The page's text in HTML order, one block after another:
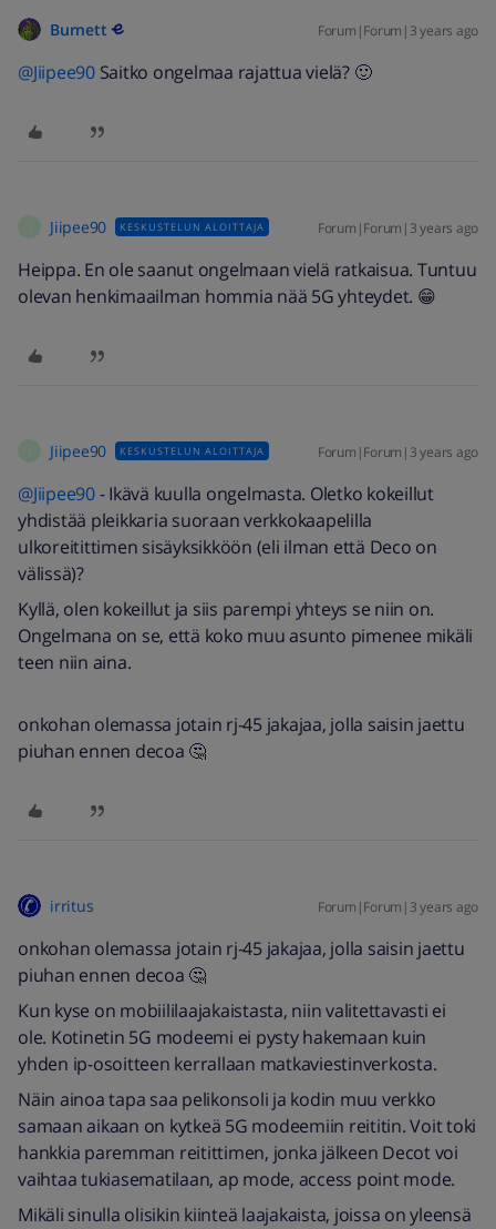
Burnett Forum|Forum|3 years ago
@Jiipee90Saitko ongelmaa rajattua vielä? 🙂
Jiipee90 KESKUSTELUN ALOITTAJA Forum|Forum|3 years ago
Heippa. En ole saanut ongelmaan vielä ratkaisua. Tuntuu
olevan henkimaailman hommia nää 5G yhteydet. 😁
Jiipee90 KESKUSTELUN ALOITTAJA Forum|Forum|3 years ago
@Jiipee90- Ikävä kuulla ongelmasta. Oletko kokeillut
yhdistää pleikkaria suoraan verkkokaapelilla
ulkoreitittimen sisäyksikköön (eli ilman että Deco on
välissä)?
Kyllä, olen kokeillut ja siis parempi yhteys se niin on.
Ongelmana on se, että koko muu asunto pimenee mikäli
teen niin aina.
onkohan olemassa jotain rj-45 jakajaa, jolla saisin jaettu
piuhan ennen decoa 🤔
irritus Forum|Forum|3 years ago
onkohan olemassa jotain rj-45 jakajaa, jolla saisin jaettu
piuhan ennen decoa 🤔
Kun kyse on mobiililaajakaistasta, niin valitettavasti ei
ole. Kotinetin 5G modeemi ei pysty hakemaan kuin
yhden ip-osoitteen kerrallaan matkaviestinverkosta.
Näin ainoa tapa saa pelikonsoli ja kodin muu verkko
samaan aikaan on kytkeä 5G modeemiin reititin. Voit toki
hankkia paremman reitittimen, jonka jälkeen Decot voi
vaihtaa tukiasematilaan, ap mode, access point mode.
Mikäli sinulla olisikin kiinteä laajakaista, joissa on yleensä